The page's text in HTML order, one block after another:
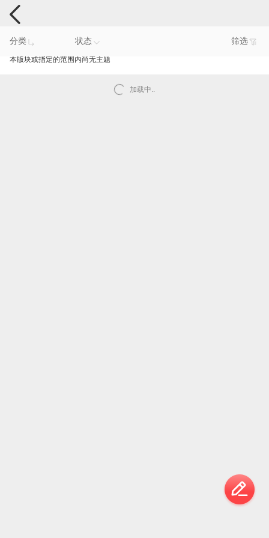
手机反馈
分类 状态 筛选
本版块或指定的范围内尚无主题
加载中..